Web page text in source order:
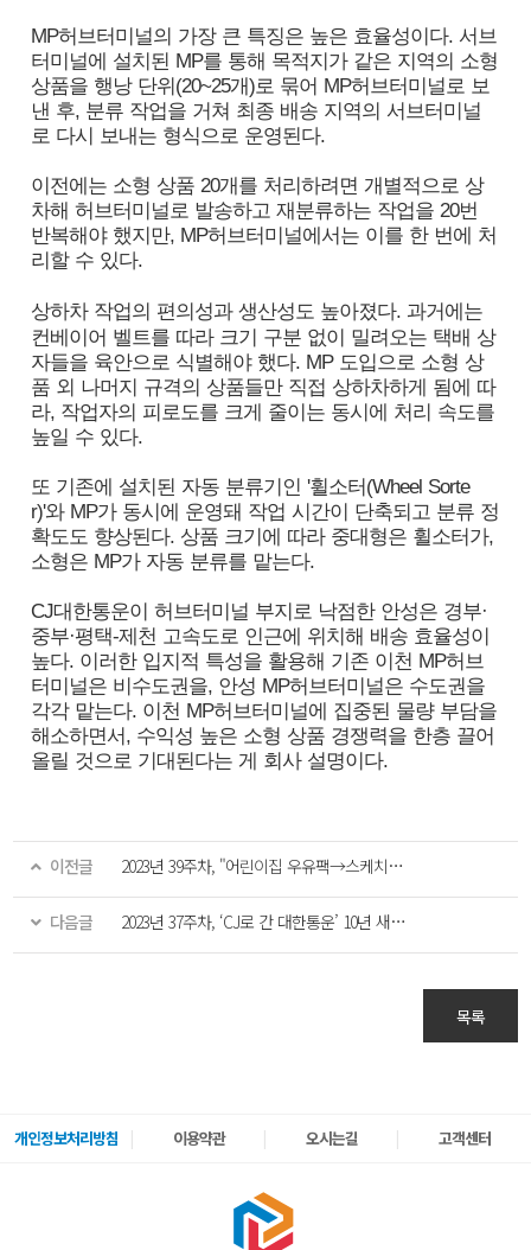
MP허브터미널의 가장 큰 특징은 높은 효율성이다. 서브
터미널에 설치된 MP를 통해 목적지가 같은 지역의 소형
상품을 행낭 단위(20~25개)로 묶어 MP허브터미널로 보
낸 후, 분류 작업을 거쳐 최종 배송 지역의 서브터미널
로 다시 보내는 형식으로 운영된다.
이전에는 소형 상품 20개를 처리하려면 개별적으로 상
차해 허브터미널로 발송하고 재분류하는 작업을 20번
반복해야 했지만, MP허브터미널에서는 이를 한 번에 처
리할 수 있다.
상하차 작업의 편의성과 생산성도 높아졌다. 과거에는
컨베이어 벨트를 따라 크기 구분 없이 밀려오는 택배 상
자들을 육안으로 식별해야 했다. MP 도입으로 소형 상
품 외 나머지 규격의 상품들만 직접 상하차하게 됨에 따
라, 작업자의 피로도를 크게 줄이는 동시에 처리 속도를
높일 수 있다.
또 기존에 설치된 자동 분류기인 '휠소터(Wheel Sorte
r)'와 MP가 동시에 운영돼 작업 시간이 단축되고 분류 정
확도도 향상된다. 상품 크기에 따라 중대형은 휠소터가,
소형은 MP가 자동 분류를 맡는다.
CJ대한통운이 허브터미널 부지로 낙점한 안성은 경부·
중부·평택-제천 고속도로 인근에 위치해 배송 효율성이
높다. 이러한 입지적 특성을 활용해 기존 이천 MP허브
터미널은 비수도권을, 안성 MP허브터미널은 수도권을
각각 맡는다. 이천 MP허브터미널에 집중된 물량 부담을
해소하면서, 수익성 높은 소형 상품 경쟁력을 한층 끌어
올릴 것으로 기대된다는 게 회사 설명이다.
이전글 2023년 39주차, "어린이집 우유팩→스케치북" CJ대한통운, 종이팩 자원순환 구축
다음글 2023년 37주차, ‘CJ로 간 대한통운’ 10년 새 매출액 3배, 영업이익 6배
목록
개인정보처리방침 이용약관 오시는길 고객센터